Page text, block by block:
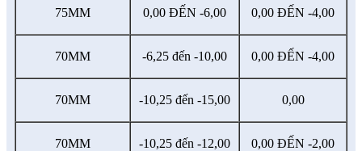
75MM 0,00 ĐẾN -6,00 0,00 ĐẾN -4,00
70MM -6,25 đến -10,00 0,00 ĐẾN -4,00
70MM -10,25 đến -15,00 0,00
70MM -10,25 đến -12,00 0,00 ĐẾN -2,00